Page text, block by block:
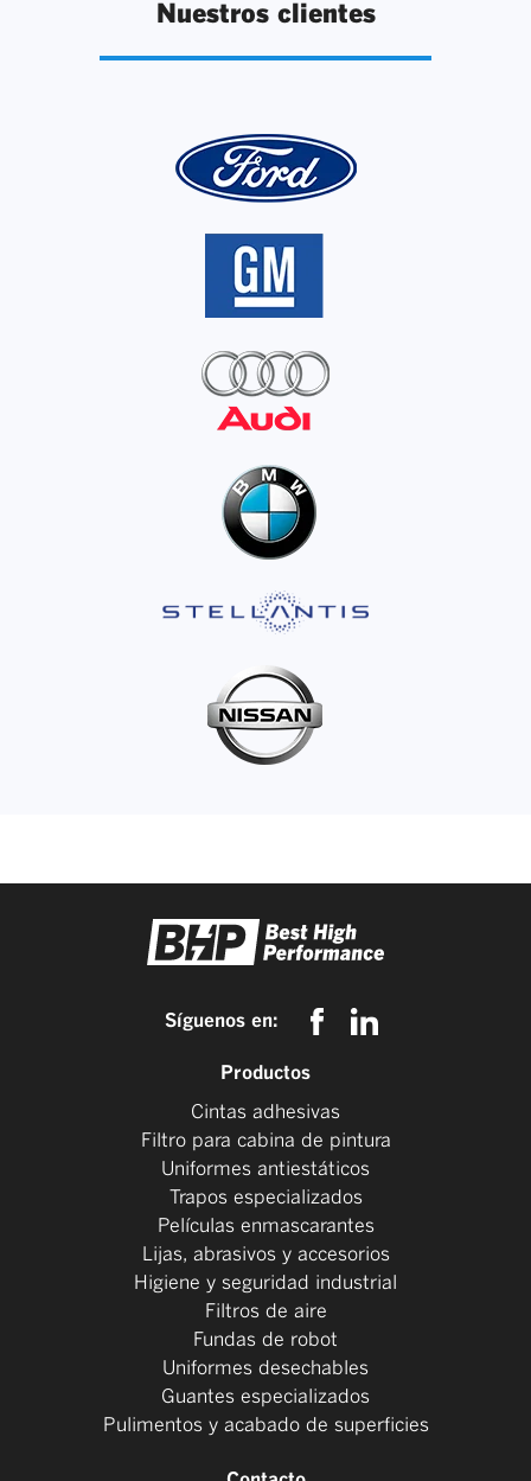
Nuestros clientes
Síguenos en:
Productos
Cintas adhesivas
Filtro para cabina de pintura
Uniformes antiestáticos
Trapos especializados
Películas enmascarantes
Lijas, abrasivos y accesorios
Higiene y seguridad industrial
Filtros de aire
Fundas de robot
Uniformes desechables
Guantes especializados
Pulimentos y acabado de superficies